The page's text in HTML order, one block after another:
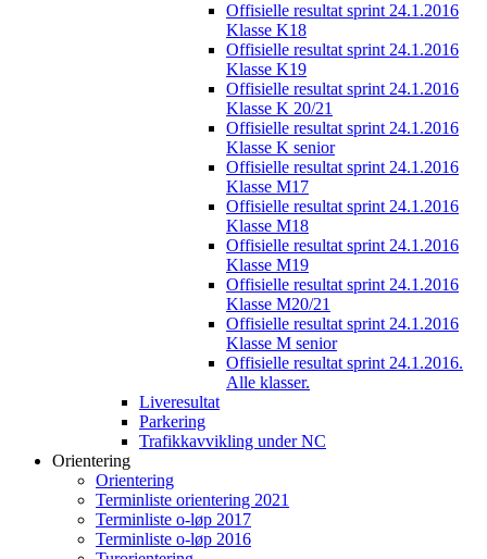
Offisielle resultat sprint 24.1.2016
Klasse K18
Offisielle resultat sprint 24.1.2016
Klasse K19
Offisielle resultat sprint 24.1.2016
Klasse K 20/21
Offisielle resultat sprint 24.1.2016
Klasse K senior
Offisielle resultat sprint 24.1.2016
Klasse M17
Offisielle resultat sprint 24.1.2016
Klasse M18
Offisielle resultat sprint 24.1.2016
Klasse M19
Offisielle resultat sprint 24.1.2016
Klasse M20/21
Offisielle resultat sprint 24.1.2016
Klasse M senior
Offisielle resultat sprint 24.1.2016.
Alle klasser.
Liveresultat
Parkering
Trafikkavvikling under NC
Orientering
Orientering
Terminliste orientering 2021
Terminliste o-løp 2017
Terminliste o-løp 2016